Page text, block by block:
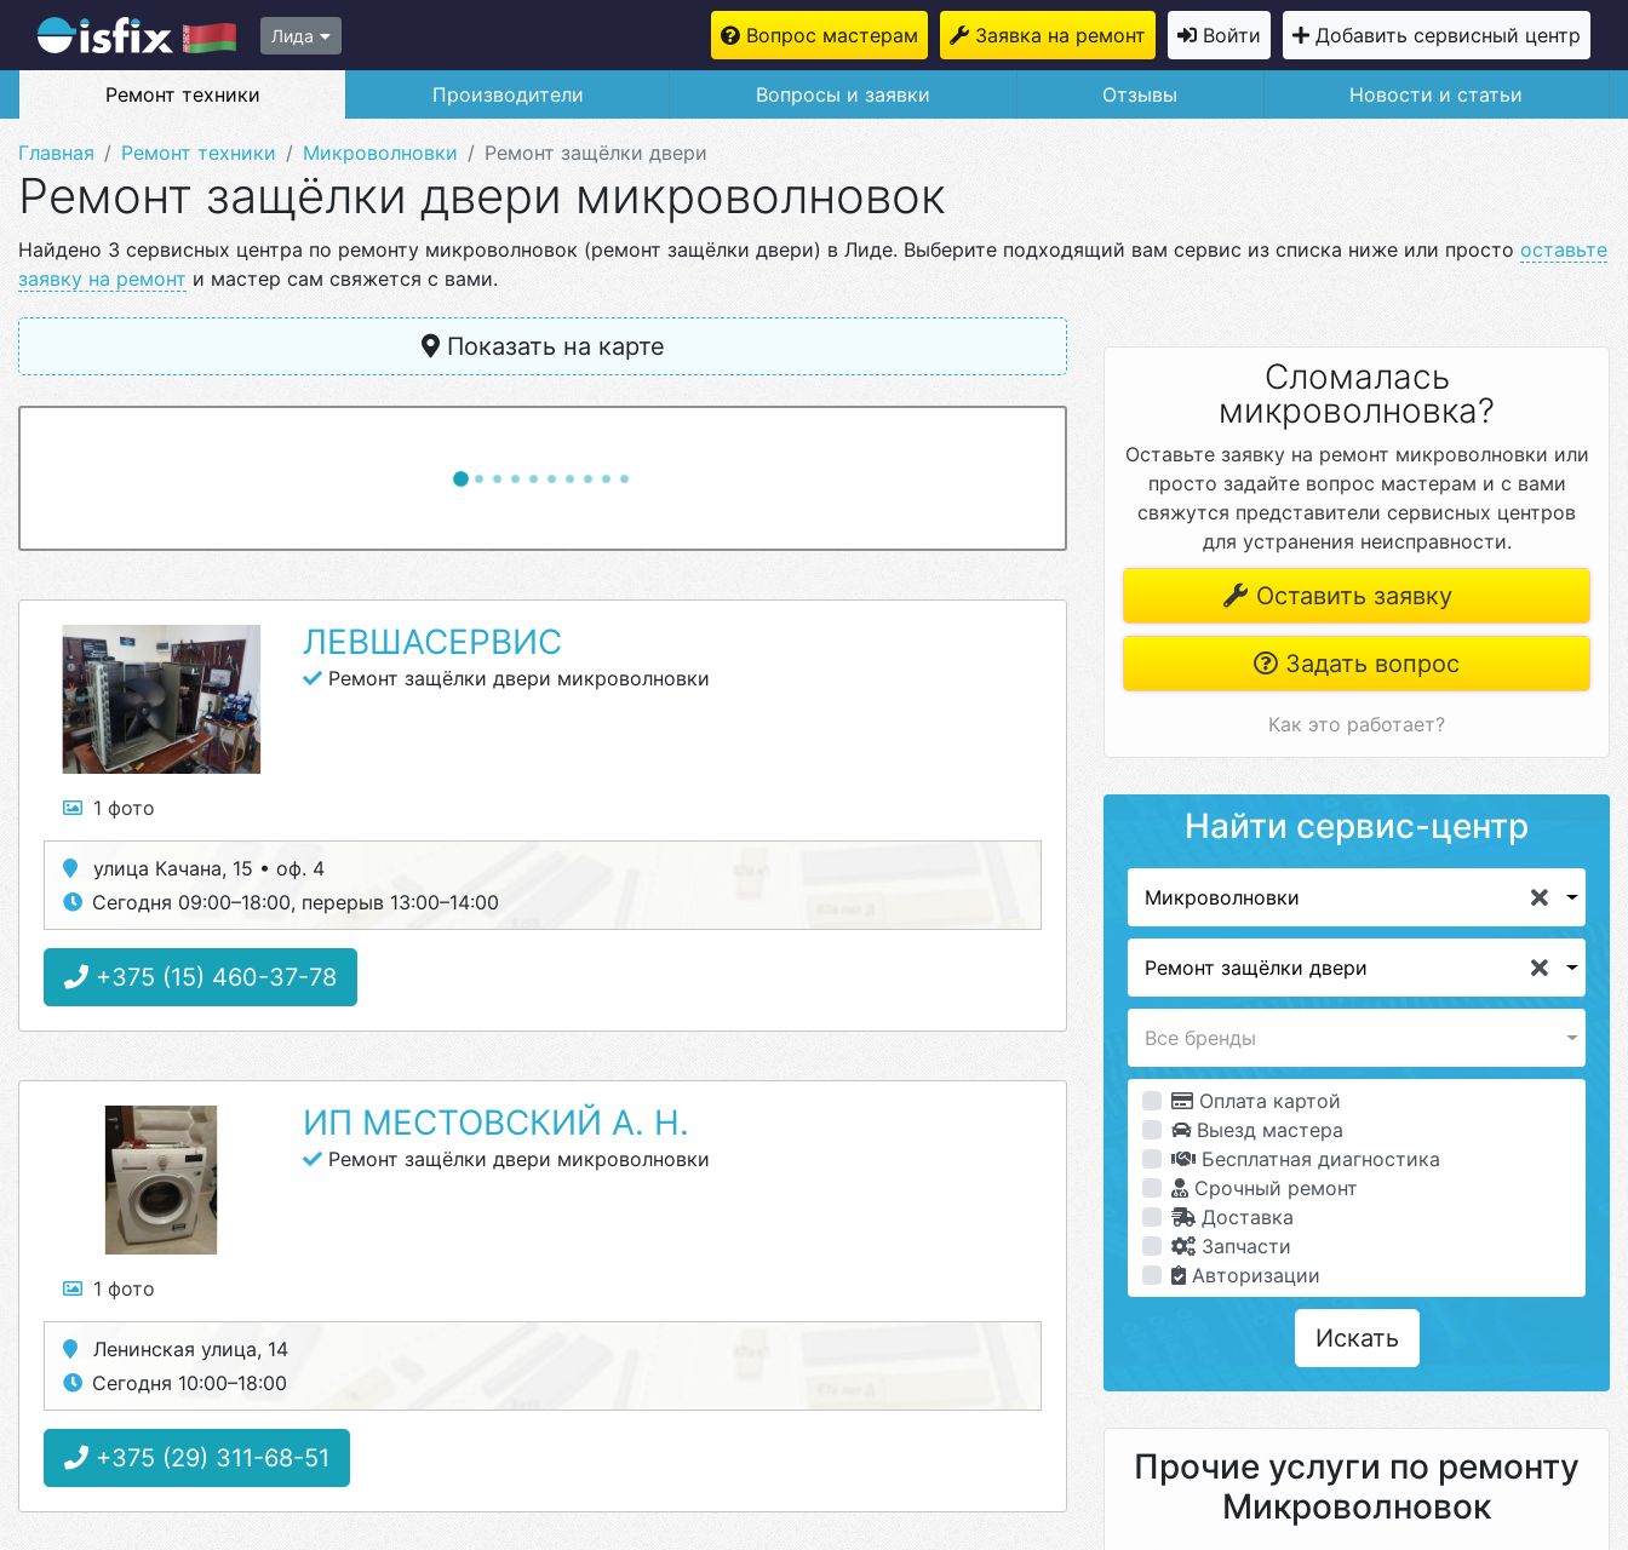
Лида Вопрос мастерам Заявка на ремонт Войти Добавить сервисный центр
Ремонт техники Производители Вопросы и заявки Отзывы Новости и статьи
Главная Ремонт техники Микроволновки Ремонт защёлки двери
Ремонт защёлки двери микроволновок
Найдено 3 сервисных центра по ремонту микроволновок (ремонт защёлки двери) в Лиде. Выберите подходящий вам сервис из списка ниже или просто оставьте
заявку на ремонт и мастер сам свяжется с вами.
Показать на карте
1 фото
ЛЕВШАСЕРВИС
Ремонт защёлки двери микроволновки
улица Качана, 15 • оф. 4
Сегодня 09:00–18:00, перерыв 13:00–14:00
+375 (15) 460-37-78
1 фото
ИП МЕСТОВСКИЙ А. Н.
Ремонт защёлки двери микроволновки
Ленинская улица, 14
Сегодня 10:00–18:00
+375 (29) 311-68-51
Сломалась
микроволновка?
Оставьте заявку на ремонт микроволновки или
просто задайте вопрос мастерам и с вами
свяжутся представители сервисных центров
для устранения неисправности.
Оставить заявку
Задать вопрос
Как это работает?
Найти сервис-центр
Микроволновки
Ремонт защёлки двери
Все бренды
Оплата картой
Выезд мастера
Бесплатная диагностика
Срочный ремонт
Доставка
Запчасти
Авторизации
Искать
Прочие услуги по ремонту
Микроволновок